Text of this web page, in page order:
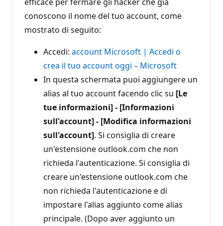
conoscono il nome del tuo account, come
mostrato di seguito:
Accedi: account Microsoft | Accedi o
crea il tuo account oggi – Microsoft
In questa schermata puoi aggiungere un
alias al tuo account facendo clic su [Le
tue informazioni] - [Informazioni
sull'account] - [Modifica informazioni
sull'account]. Si consiglia di creare
un'estensione outlook.com che non
richieda l'autenticazione. Si consiglia di
creare un'estensione outlook.com che
non richieda l'autenticazione e di
impostare l'alias aggiunto come alias
principale. (Dopo aver aggiunto un